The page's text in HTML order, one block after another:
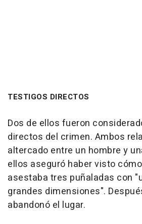
TESTIGOS DIRECTOS
Dos de ellos fueron
directos del crimen. Ambos
altercado entre un hombre y
ellos aseguró haber visto
asestaba tres puñaladas con
grandes dimensiones".
abandonó el lugar.